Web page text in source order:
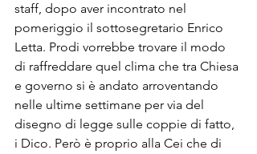
staff, dopo aver incontrato nel
pomeriggio il sottosegretario Enrico
Letta. Prodi vorrebbe trovare il modo
di raffreddare quel clima che tra Chiesa
e governo si è andato arroventando
nelle ultime settimane per via del
disegno di legge sulle coppie di fatto,
i Dico. Però è proprio alla Cei che di